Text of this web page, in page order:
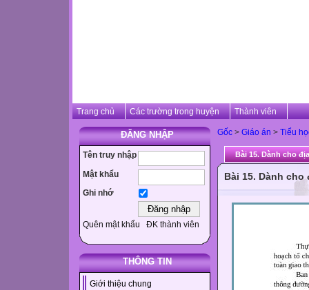
Trang chủ Các trường trong huyện Thành viên
ĐĂNG NHẬP
Tên truy nhập
Mật khẩu
Ghi nhớ
Quên mật khẩu ĐK thành viên
THÔNG TIN
Giới thiệu chung
Gốc > Giáo án > Tiểu
Bài 15. Dành cho
Bài 15. Dành